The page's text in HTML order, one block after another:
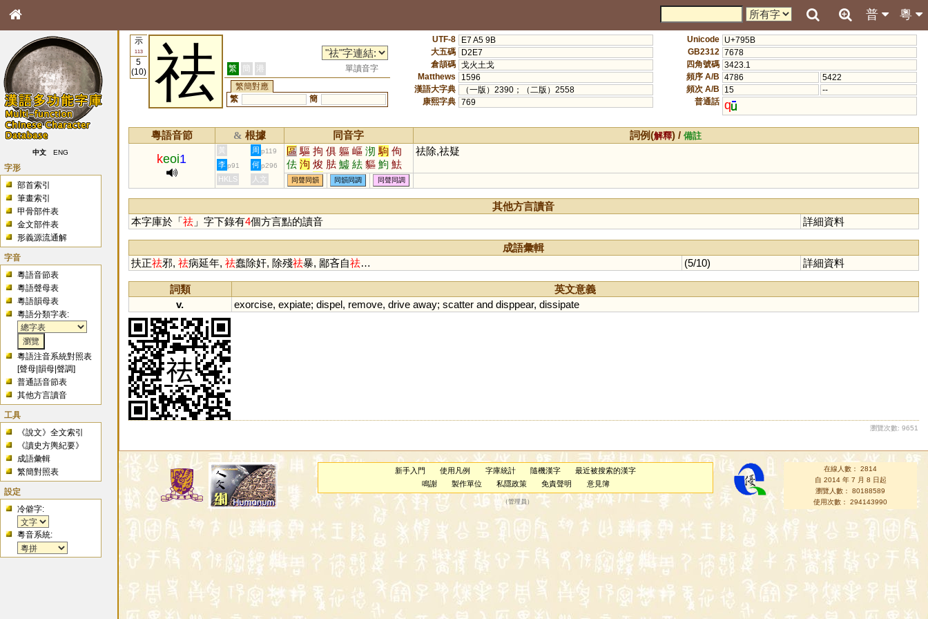
粵
普
中文 ENG
字形
部首索引
筆畫索引
甲骨部件表
金文部件表
形義源流通解
字音
粵語音節表
粵語聲母表
粵語韻母表
粵語分類字表:
粵語注音系統對照表
[聲母 |韻母 |聲調]
普通話音節表
其他方言讀音
工具
《說文》全文索引
《讀史方輿紀要》
成語彙輯
繁簡對照表
設定
冷僻字:
粵音系統:
示
113
5
(10)
祛 繁 簡 港
單讀音字
繁簡對應
繁
簡
UTF-8
E7 A5 9B
大五碼
D2E7
倉頡碼 戈火土戈
Matthews
1596
漢語大字典
（一版）2390；（二版）2558
康熙字典 769
Unicode U+795B
GB2312 7678
四角號碼 3423.1
頻序 A/B 4786
5422
頻次 A/B
15
--
普通話 q
粵語音節 & 根據 同音字 詞例(解釋) /備註
keoi1
黃 周 p119 區 驅 拘 俱 軀 嶇 沏 駒 佝
佉 泃 焌 胠 鱋 紶 貙 鮈 魼
敺 袪 痀 呿 抾 阹
祛除,祛疑
李 p91 何 p296
HKLS 人文 同聲同韻 同韻同調 同聲同調
其他方言讀音
本字庫於「 祛」字下錄有4個方言點的讀音 詳細資料
成語彙輯
扶正祛邪, 祛病延年, 祛蠢除奸, 除殘祛暴, 鄙吝自祛… (5/10) 詳細資料
詞類
英文意義
v.
exorcise, expiate; dispel, remove, drive away; scatter and disppear, dissipate
瀏覽次數: 9651
新手入門 使用凡例 字庫統計 隨機漢字
最近被搜索的漢字
鳴謝
製作單位 私隱政策 免責聲明 意見簿
（管理員 ）
在線人數： 2814
自 2014 年 7 月 8 日起
瀏覽人數： 80188589
使用次數： 294143990